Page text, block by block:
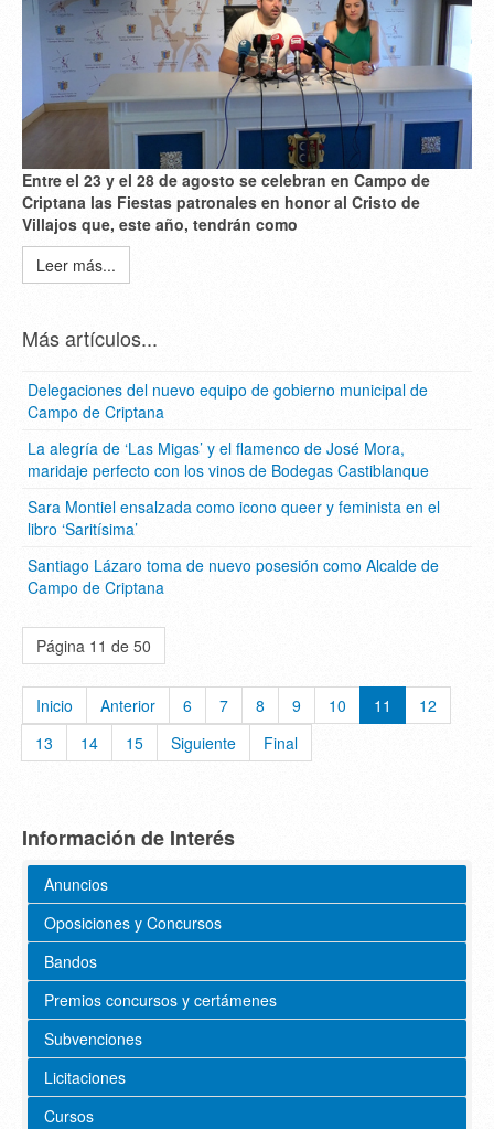
Entre el 23 y el 28 de agosto se celebran en Campo de
Criptana las Fiestas patronales en honor al Cristo de
Villajos que, este año, tendrán como
Leer más...
Más artículos...
Delegaciones del nuevo equipo de gobierno municipal de
Campo de Criptana
La alegría de ‘Las Migas’ y el flamenco de José Mora,
maridaje perfecto con los vinos de Bodegas Castiblanque
Sara Montiel ensalzada como icono queer y feminista en el
libro ‘Saritísima’
Santiago Lázaro toma de nuevo posesión como Alcalde de
Campo de Criptana
Página 11 de 50
Inicio Anterior 6 7 8 9 10 11
12
13
14 15 Siguiente Final
Información de Interés
Anuncios
Oposiciones y Concursos
Bandos
Premios concursos y certámenes
Subvenciones
Licitaciones
Cursos